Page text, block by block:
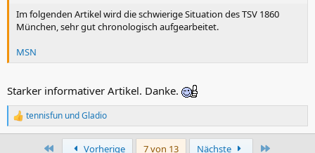
Im folgenden Artikel wird die schwierige Situation des TSV 1860
München, sehr gut chronologisch aufgearbeitet.
MSN
Starker informativer Artikel. Danke.
R
e
tennisfun undGladio
Erste Vorherige 7 von 13 Nächste